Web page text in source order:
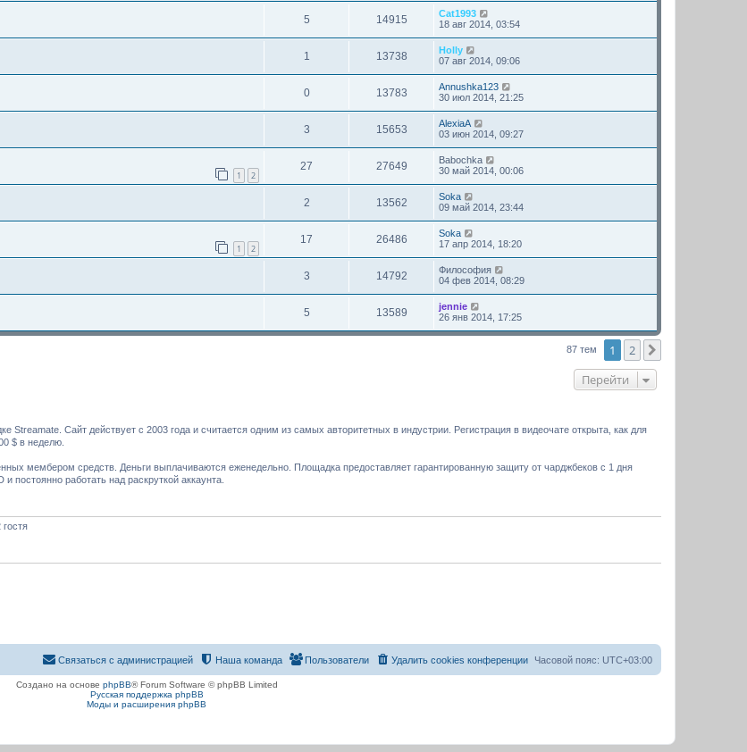
5 14915
Cat1993
18 авг 2014, 03:54
1 13738
Holly
07 авг 2014, 09:06
0 13783
Annushka123
30 июл 2014, 21:25
3 15653
AlexiaA
03 июн 2014, 09:27
1 2
27 27649
Babochka
30 май 2014, 00:06
2 13562
Soka
09 май 2014, 23:44
1 2
17 26486
Soka
17 апр 2014, 18:20
3 14792
Философия
04 фев 2014, 08:29
5 13589
jennie
26 янв 2014, 17:25
87 тем 1 2
Перейти
Streamate. Сайт действует с 2003 года и считается одним из самых авторитетных в индустрии. Регистрация в видеочате открыта, как для
$ в неделю.
мембером средств. Деньги выплачиваются еженедельно. Площадка предоставляет гарантированную защиту от чарджбеков с 1 дня
работать над раскруткой аккаунта.
Часовой пояс: UTC+03:00
Удалить cookies конференции
Пользователи
Наша команда
Связаться с администрацией
Создано на основе phpBB® Forum Software © phpBB Limited
Русская поддержка phpBB
Моды и расширения phpBB